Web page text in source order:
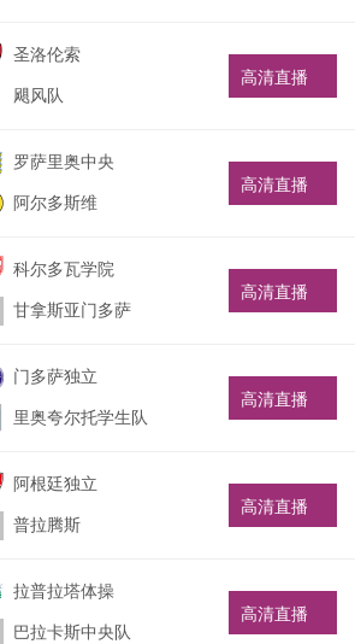
圣洛伦索
飓风队
高清直播
罗萨里奥中央
阿尔多斯维
高清直播
科尔多瓦学院
甘拿斯亚门多萨
高清直播
门多萨独立
里奥夸尔托学生队
高清直播
阿根廷独立
普拉腾斯
高清直播
拉普拉塔体操
巴拉卡斯中央队
高清直播